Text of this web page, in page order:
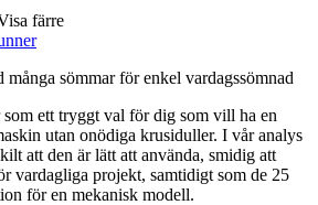
färre
sömmar för enkel vardagssömnad
ett tryggt val för dig som vill ha en
utan onödiga krusiduller. I vår analys
att den är lätt att använda, smidig att
vardagliga projekt, samtidigt som de 25
för en mekanisk modell.